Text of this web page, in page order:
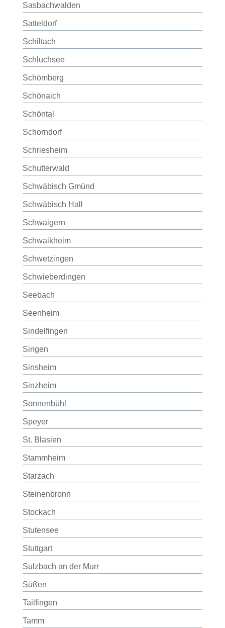
Sasbachwalden
Satteldorf
Schiltach
Schluchsee
Schömberg
Schönaich
Schöntal
Schorndorf
Schriesheim
Schutterwald
Schwäbisch Gmünd
Schwäbisch Hall
Schwaigern
Schwaikheim
Schwetzingen
Schwieberdingen
Seebach
Seenheim
Sindelfingen
Singen
Sinsheim
Sinzheim
Sonnenbühl
Speyer
St. Blasien
Stammheim
Starzach
Steinenbronn
Stockach
Stutensee
Stuttgart
Sulzbach an der Murr
Süßen
Tailfingen
Tamm